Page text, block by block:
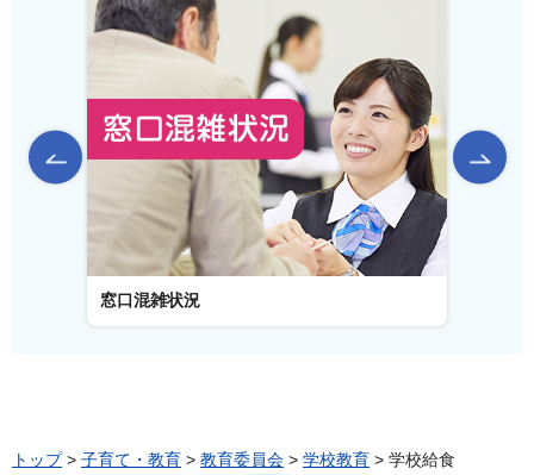
前のスライドを表示
窓口混雑状況
トップ> 子育て・教育 > 教育委員会 > 学校教育 > 学校給食